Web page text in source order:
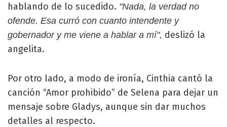
hablando de lo sucedido. "Nada, la verdad no
ofende. Esa curró con cuanto intendente y
gobernador y me viene a hablar a mí", deslizó la
angelita.
Por otro lado, a modo de ironía, Cinthia cantó la
canción “Amor prohibido” de Selena para dejar un
mensaje sobre Gladys, aunque sin dar muchos
detalles al respecto.